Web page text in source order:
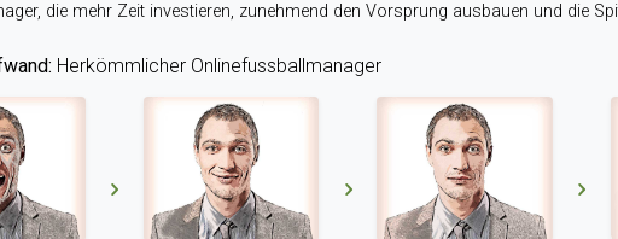
die mehr Zeit investieren, zunehmend den Vorsprung ausbauen und die
Herkömmlicher Onlinefussballmanager